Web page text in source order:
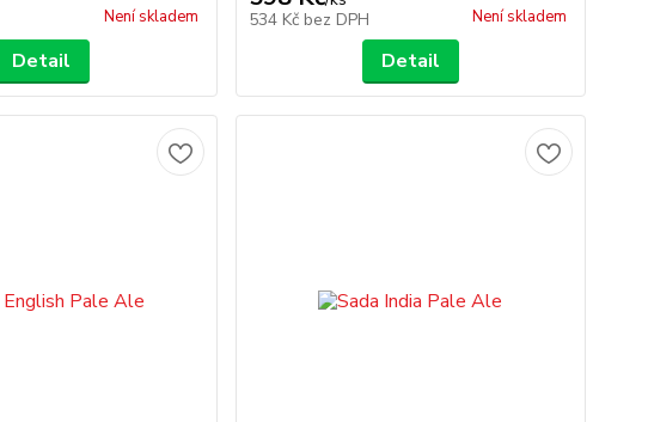
Není skladem
Detail
534 Kč bez DPH Není skladem
Detail